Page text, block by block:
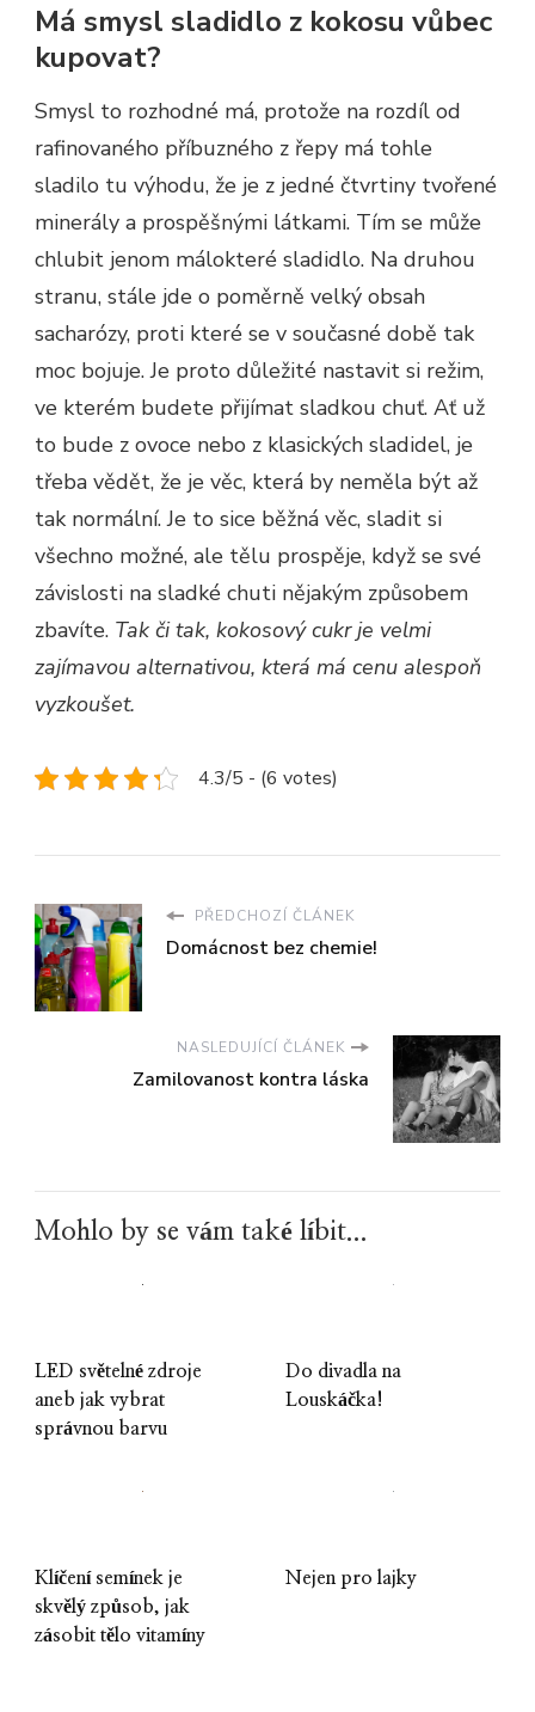
Má smysl sladidlo z kokosu vůbec
kupovat?
Smysl to rozhodné má, protože na rozdíl od
rafinovaného příbuzného z řepy má tohle
sladilo tu výhodu, že je z jedné čtvrtiny tvořené
minerály a prospěšnými látkami. Tím se může
chlubit jenom málokteré sladidlo. Na druhou
stranu, stále jde o poměrně velký obsah
sacharózy, proti které se v současné době tak
moc bojuje. Je proto důležité nastavit si režim,
ve kterém budete přijímat sladkou chuť. Ať už
to bude z ovoce nebo z klasických sladidel, je
třeba vědět, že je věc, která by neměla být až
tak normální. Je to sice běžná věc, sladit si
všechno možné, ale tělu prospěje, když se své
závislosti na sladké chuti nějakým způsobem
zbavíte. Tak či tak, kokosový cukr je velmi
zajímavou alternativou, která má cenu alespoň
vyzkoušet.
4.3/5 - (6 votes)
PŘEDCHOZÍ ČLÁNEK
Domácnost bez chemie!
NASLEDUJÍCÍ ČLÁNEK
Zamilovanost kontra láska
Mohlo by se vám také líbit...
LED světelné zdroje
aneb jak vybrat
správnou barvu
Do divadla na
Louskáčka!
Klíčení semínek je
skvělý způsob, jak
zásobit tělo vitamíny
Nejen pro lajky